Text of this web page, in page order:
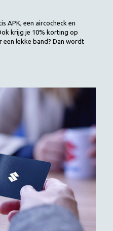
APK, een aircocheck en
krijg je 10% korting op
een lekke band? Dan wordt